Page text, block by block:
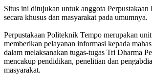
Situs ini ditujukan untuk anggota
secara khusus dan masyarakat pada umumnya.
Perpustakaan Politeknik Tempo merupakan
memberikan pelayanan informasi kepada
dalam melaksanakan tugas-tugas Tri Dharma
mencakup pendidikan, penelitian dan
masyarakat.